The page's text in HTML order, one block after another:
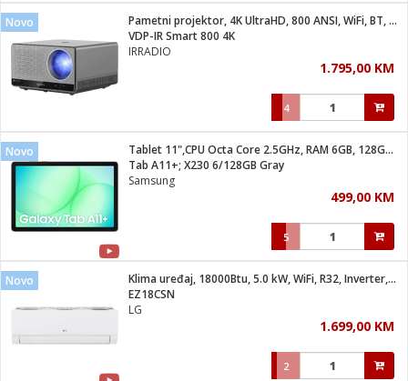
aparati
program
materijal
i oprema
brave
Novo
Pametni projektor, 4K UltraHD, 800 ANSI, WiFi, BT, Android
VDP-IR Smart 800 4K
IRRADIO
1.795,00 KM
4
Novo
Tablet 11",CPU Octa Core 2.5GHz, RAM 6GB, 128GB, 7040mAh
Tab A11+; X230 6/128GB Gray
Samsung
499,00 KM
5
Novo
Klima uređaj, 18000Btu, 5.0 kW, WiFi, R32, Inverter, A++/A+
EZ18CSN
LG
1.699,00 KM
2